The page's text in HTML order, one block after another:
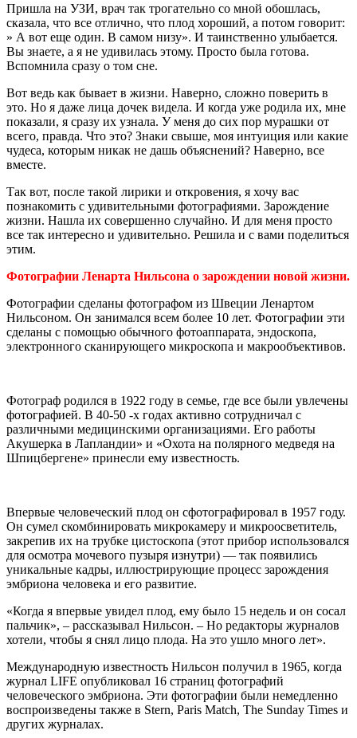
Пришла на УЗИ, врач так трогательно со мной обошлась,
сказала, что все отлично, что плод хороший, а потом говорит:
» А вот еще один. В самом низу». И таинственно улыбается.
Вы знаете, а я не удивилась этому. Просто была готова.
Вспомнила сразу о том сне.
Вот ведь как бывает в жизни. Наверно, сложно поверить в
это. Но я даже лица дочек видела. И когда уже родила их, мне
показали, я сразу их узнала. У меня до сих пор мурашки от
всего, правда. Что это? Знаки свыше, моя интуиция или какие
чудеса, которым никак не дашь объяснений? Наверно, все
вместе.
Так вот, после такой лирики и откровения, я хочу вас
познакомить с удивительными фотографиями. Зарождение
жизни. Нашла их совершенно случайно. И для меня просто
все так интересно и удивительно. Решила и с вами поделиться
этим.
Фотографии Ленарта Нильсона о зарождении новой жизни.
Фотографии сделаны фотографом из Швеции Ленартом
Нильсоном. Он занимался всем более 10 лет. Фотографии эти
сделаны с помощью обычного фотоаппарата, эндоскопа,
электронного сканирующего микроскопа и макрообъективов.
Фотограф родился в 1922 году в семье, где все были увлечены
фотографией. В 40-50 -х годах активно сотрудничал с
различными медицинскими организациями. Его работы
Акушерка в Лапландии» и «Охота на полярного медведя на
Шпицбергене» принесли ему известность.
Впервые человеческий плод он сфотографировал в 1957 году.
Он сумел скомбинировать микрокамеру и микроосветитель,
закрепив их на трубке цистоскопа (этот прибор использовался
для осмотра мочевого пузыря изнутри) — так появились
уникальные кадры, иллюстрирующие процесс зарождения
эмбриона человека и его развитие.
«Когда я впервые увидел плод, ему было 15 недель и он сосал
пальчик», – рассказывал Нильсон. – Но редакторы журналов
хотели, чтобы я снял лицо плода. На это ушло много лет».
Международную известность Нильсон получил в 1965, когда
журнал LIFE опубликовал 16 страниц фотографий
человеческого эмбриона. Эти фотографии были немедленно
воспроизведены также в Stern, Paris Match, The Sunday Times и
других журналах.